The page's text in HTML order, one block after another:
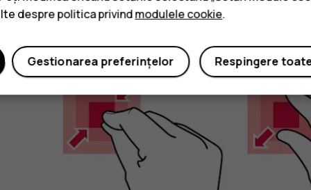
Mărirea sau micșorarea
despre politica privindmodulele cookie.
Respingere
Gestionarea preferințelor